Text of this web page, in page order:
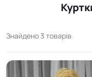
Знайдено 3 товарів